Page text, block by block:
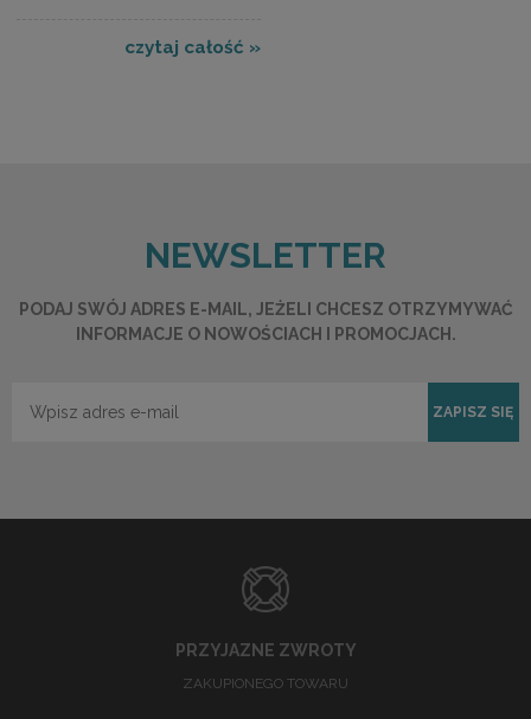
czytaj całość »
NEWSLETTER
PODAJ SWÓJ ADRES E-MAIL, JEŻELI CHCESZ OTRZYMYWAĆ
INFORMACJE O NOWOŚCIACH I PROMOCJACH.
ZAPISZ SIĘ
PRZYJAZNE ZWROTY
ZAKUPIONEGO TOWARU